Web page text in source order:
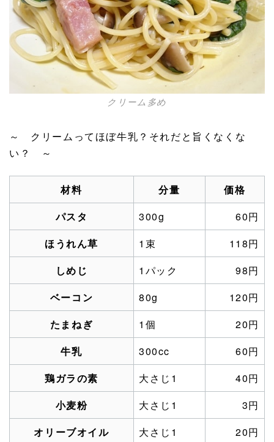
クリーム多め
～ クリームってほぼ牛乳？それだと旨くなくな
い？ ～
材料 分量
価格
パスタ
300g
60円
ほうれん草
1束
118円
しめじ
1パック
98円
ベーコン
80g
120円
たまねぎ
1個
20円
牛乳
300cc
60円
鶏ガラの素
大さじ1
40円
小麦粉
大さじ1
3円
オリーブオイル
大さじ1
20円